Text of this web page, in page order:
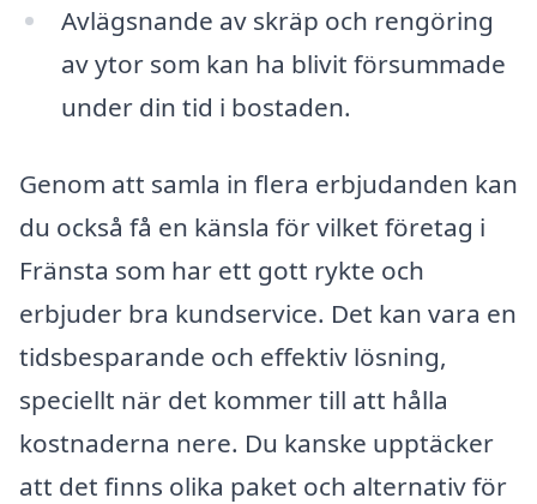
Avlägsnande av skräp och rengöring
av ytor som kan ha blivit försummade
under din tid i bostaden.
Genom att samla in flera erbjudanden kan
du också få en känsla för vilket företag i
Fränsta som har ett gott rykte och
erbjuder bra kundservice. Det kan vara en
tidsbesparande och effektiv lösning,
speciellt när det kommer till att hålla
kostnaderna nere. Du kanske upptäcker
att det finns olika paket och alternativ för